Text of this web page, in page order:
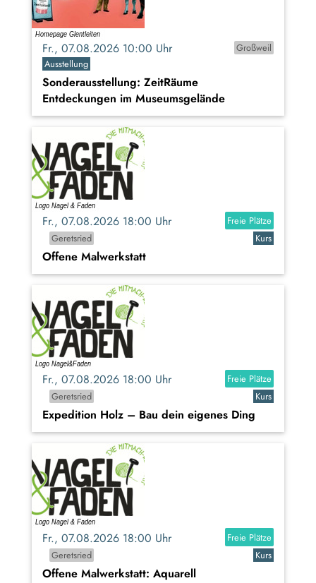
Fr., 07.08.2026 10:00 Uhr
Großweil
Ausstellung
Sonderausstellung: ZeitRäume
Entdeckungen im Museumsgelände
Fr., 07.08.2026 18:00 Uhr
Freie Plätze
Geretsried
Kurs
Offene Malwerkstatt
Fr., 07.08.2026 18:00 Uhr
Freie Plätze
Geretsried
Kurs
Expedition Holz – Bau dein eigenes Ding
Fr., 07.08.2026 18:00 Uhr
Freie Plätze
Geretsried
Kurs
Offene Malwerkstatt: Aquarell